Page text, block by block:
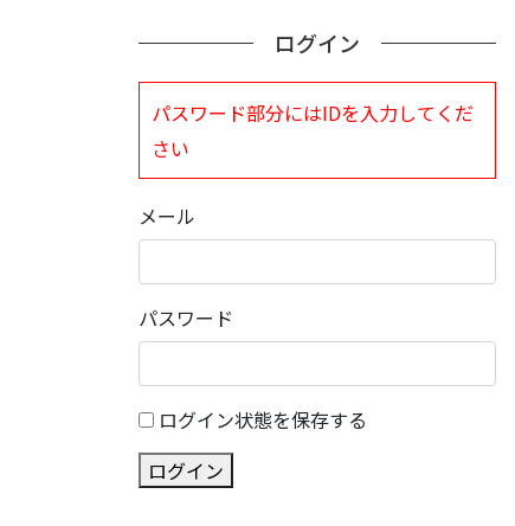
ログイン
パスワード部分にはIDを入力してくだ
さい
メール
パスワード
ログイン状態を保存する
ログイン